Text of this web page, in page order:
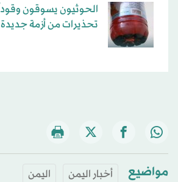
الحوثيون يسوقون
تحذيرات من أزمة جديدة
مواضيع أخبار اليمن اليمن